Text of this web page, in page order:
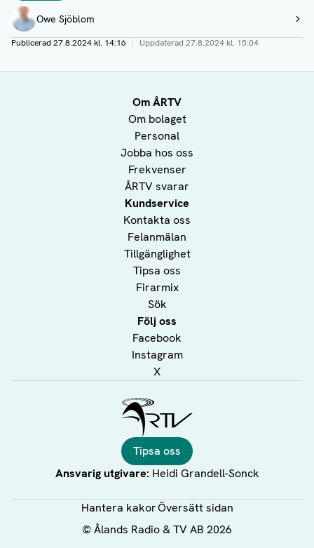
Författare
Owe Sjöblom
Visa profil
Publicerad27.8.2024 kl. 14:16 | Uppdaterad27.8.2024 kl. 15:04
Om ÅRTV
Om bolaget
Personal
Jobba hos oss
Frekvenser
ÅRTV svarar
Kundservice
Kontakta oss
Felanmälan
Tillgänglighet
Tipsa oss
Firarmix
Sök
Följ oss
Facebook
Instagram
X
Tipsa oss
Ansvarig utgivare: Heidi Grandell-Sonck
Hantera kakorÖversätt sidan
©Ålands Radio & TV AB 2026